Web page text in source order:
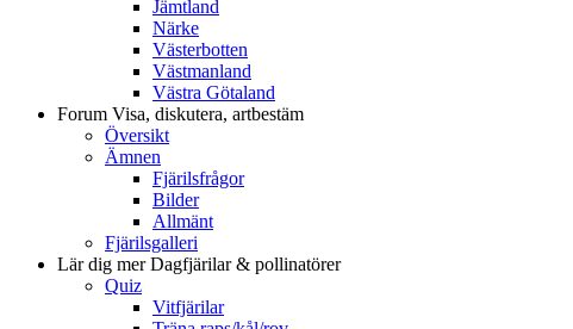
Jämtland
Närke
Västerbotten
Västmanland
Västra Götaland
Forum Visa, diskutera, artbestäm
Översikt
Ämnen
Fjärilsfrågor
Bilder
Allmänt
Fjärilsgalleri
Lär dig merDagfjärilar & pollinatörer
Quiz
Vitfjärilar